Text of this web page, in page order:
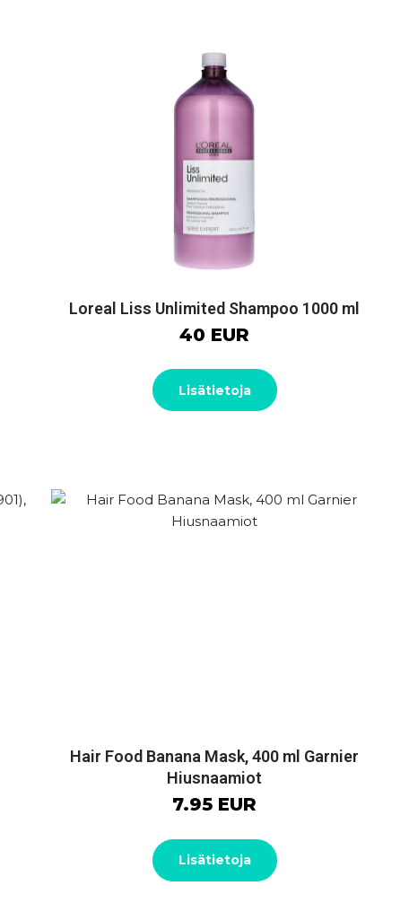
Loreal Liss Unlimited Shampoo 1000 ml
40 EUR
Lisätietoja
Hair Food Banana Mask, 400 ml Garnier
Hiusnaamiot
7.95 EUR
Lisätietoja